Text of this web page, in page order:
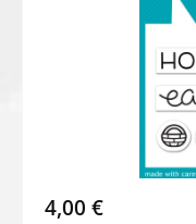
4,00 €